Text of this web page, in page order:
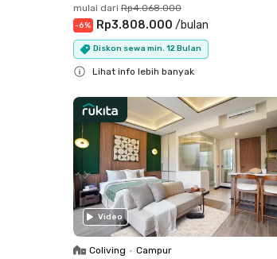
mulai dari Rp4.068.000
-6% Rp3.808.000 /bulan
Diskon sewa min. 12 Bulan
Lihat info lebih banyak
Video
Coliving • Campur